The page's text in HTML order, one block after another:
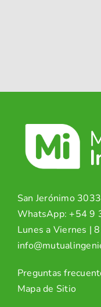
San Jerónimo
WhatsApp: +54 9
Lunes a Viernes |
Preguntas
Mapa de Sitio